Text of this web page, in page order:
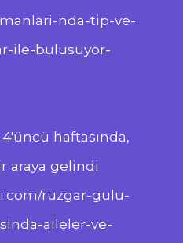
nda-tip-ve-
ile-bulusuyor-
haftasında,
araya gelindi
ruzgar-gulu-
aileler-ve-